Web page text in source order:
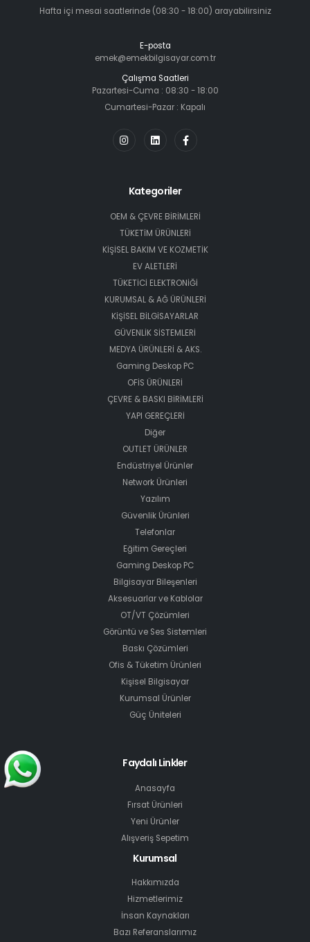
Hafta içi mesai saatlerinde (08:30 - 18:00) arayabilirsiniz
E-posta
emek@emekbilgisayar.com.tr
Çalışma Saatleri
Pazartesi-Cuma : 08:30 - 18:00
Cumartesi-Pazar : Kapalı
Kategoriler
OEM & ÇEVRE BİRİMLERİ
TÜKETİM ÜRÜNLERİ
KİŞİSEL BAKIM VE KOZMETİK
EV ALETLERİ
TÜKETİCİ ELEKTRONİĞİ
KURUMSAL & AĞ ÜRÜNLERİ
KİŞİSEL BİLGİSAYARLAR
GÜVENLİK SİSTEMLERİ
MEDYA ÜRÜNLERİ & AKS.
Gaming Deskop PC
OFİS ÜRÜNLERİ
ÇEVRE & BASKI BİRİMLERİ
YAPI GEREÇLERİ
Diğer
OUTLET ÜRÜNLER
Endüstriyel Ürünler
Network Ürünleri
Yazılım
Güvenlik Ürünleri
Telefonlar
Eğitim Gereçleri
Gaming Deskop PC
Bilgisayar Bileşenleri
Aksesuarlar ve Kablolar
OT/VT Çözümleri
Görüntü ve Ses Sistemleri
Baskı Çözümleri
Ofis & Tüketim Ürünleri
Kişisel Bilgisayar
Kurumsal Ürünler
Güç Üniteleri
Faydalı Linkler
Anasayfa
Fırsat Ürünleri
Yeni Ürünler
Alışveriş Sepetim
Kurumsal
Hakkımızda
Hizmetlerimiz
İnsan Kaynakları
Bazı Referanslarımız